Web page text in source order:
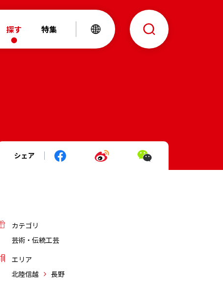
探す 特集
シェア
カテゴリ
芸術・伝統工芸
エリア
北陸信越
長野